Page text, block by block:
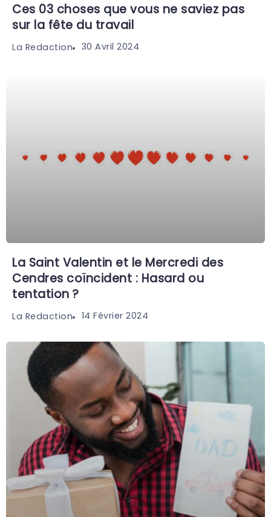
Ces 03 choses que vous ne saviez pas
sur la fête du travail
La Redaction 30 Avril 2024
La Saint Valentin et le Mercredi des
Cendres coïncident : Hasard ou
tentation ?
La Redaction 14 Février 2024